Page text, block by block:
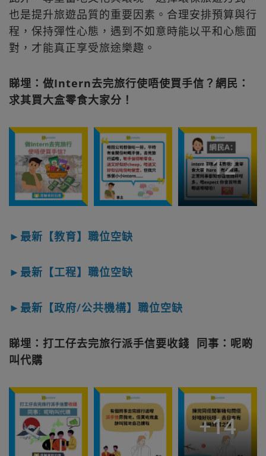
也是提升旅遊品質的重要因素。合理安排預算與行
程，保持彈性心態，遇到不如意時能以平和心態面
對，才能真正享受旅途樂趣。
睇埋：做Intern去完旅行使唔使買手信？網民：
求其買大盒零食大家分！
+12
►最新【教育】職位空缺
►最新【工程】職位空缺
►最新【政府/公共機構】職位空缺
睇埋：打工仔去完旅行派手信要收錢 同事：呢啲
叫代購
+14